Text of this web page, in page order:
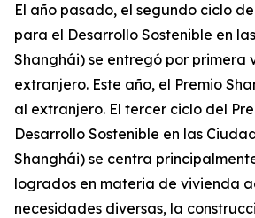
El año pasado, el segundo ciclo
para el Desarrollo Sostenible en
Shanghái) se entregó por primera
extranjero. Este año, el Premio
al extranjero. El tercer ciclo del
Desarrollo Sostenible en las
Shanghái) se centra
logrados en materia de vivienda
necesidades diversas, la